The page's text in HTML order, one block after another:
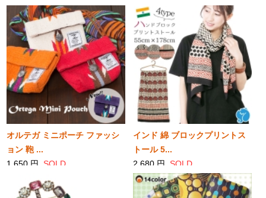
オルテガ ミニポーチ ファッシ
ョン 鞄 ...
1,650 円 SOLD
インド 綿 ブロックプリントス
トール 5...
2,680 円 SOLD